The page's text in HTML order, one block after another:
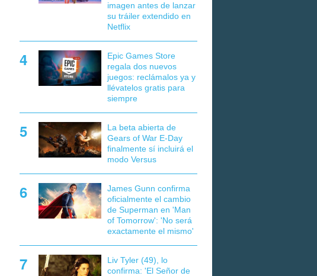
imagen antes de lanzar
su tráiler extendido en
Netflix
Epic Games Store
regala dos nuevos
juegos: reclámalos ya y
llévatelos gratis para
siempre
La beta abierta de
Gears of War E-Day
finalmente sí incluirá el
modo Versus
James Gunn confirma
oficialmente el cambio
de Superman en 'Man
of Tomorrow': 'No será
exactamente el mismo'
Liv Tyler (49), lo
confirma: 'El Señor de